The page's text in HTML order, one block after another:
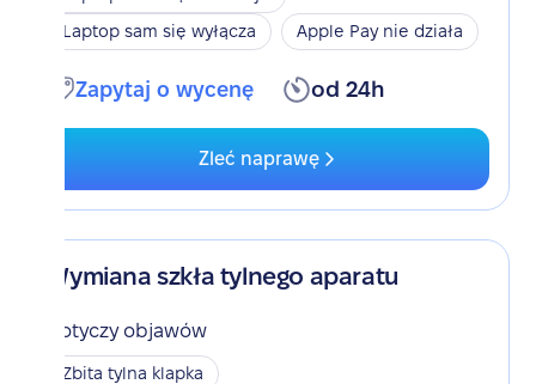
Laptop sam się wyłącza
Apple Pay nie działa
Zapytaj o wycenę od 24h
Zleć naprawę
Wymiana szkła tylnego aparatu
Dotyczy objawów
Zbita tylna klapka